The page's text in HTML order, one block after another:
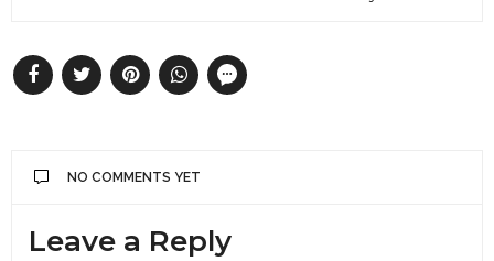
NO COMMENTS YET
Leave a Reply